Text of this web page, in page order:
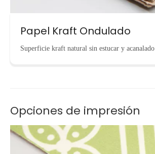
Papel Kraft Ondulado
Superficie kraft natural sin estucar y acanalado
Opciones de impresión